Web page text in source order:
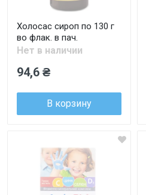
Холосас сироп по 130 г
во флак. в пач.
Нет в наличии
94,6 ₴
В корзину